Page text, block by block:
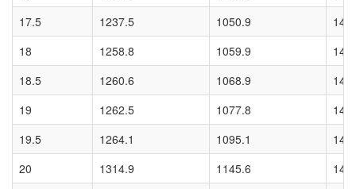
17.5
1237.5 1050.9
18
1258.8 1059.9
18.5
1260.6 1068.9
19
1262.5 1077.8
19.5
1264.1 1095.1
20
1314.9 1145.6